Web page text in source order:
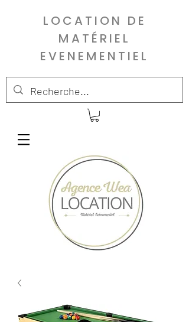
LOCATION DE
MATÉRIEL
EVENEMENTIEL